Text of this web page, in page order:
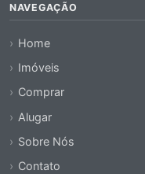
NAVEGAÇÃO
Home
Imóveis
Comprar
Alugar
Sobre Nós
Contato